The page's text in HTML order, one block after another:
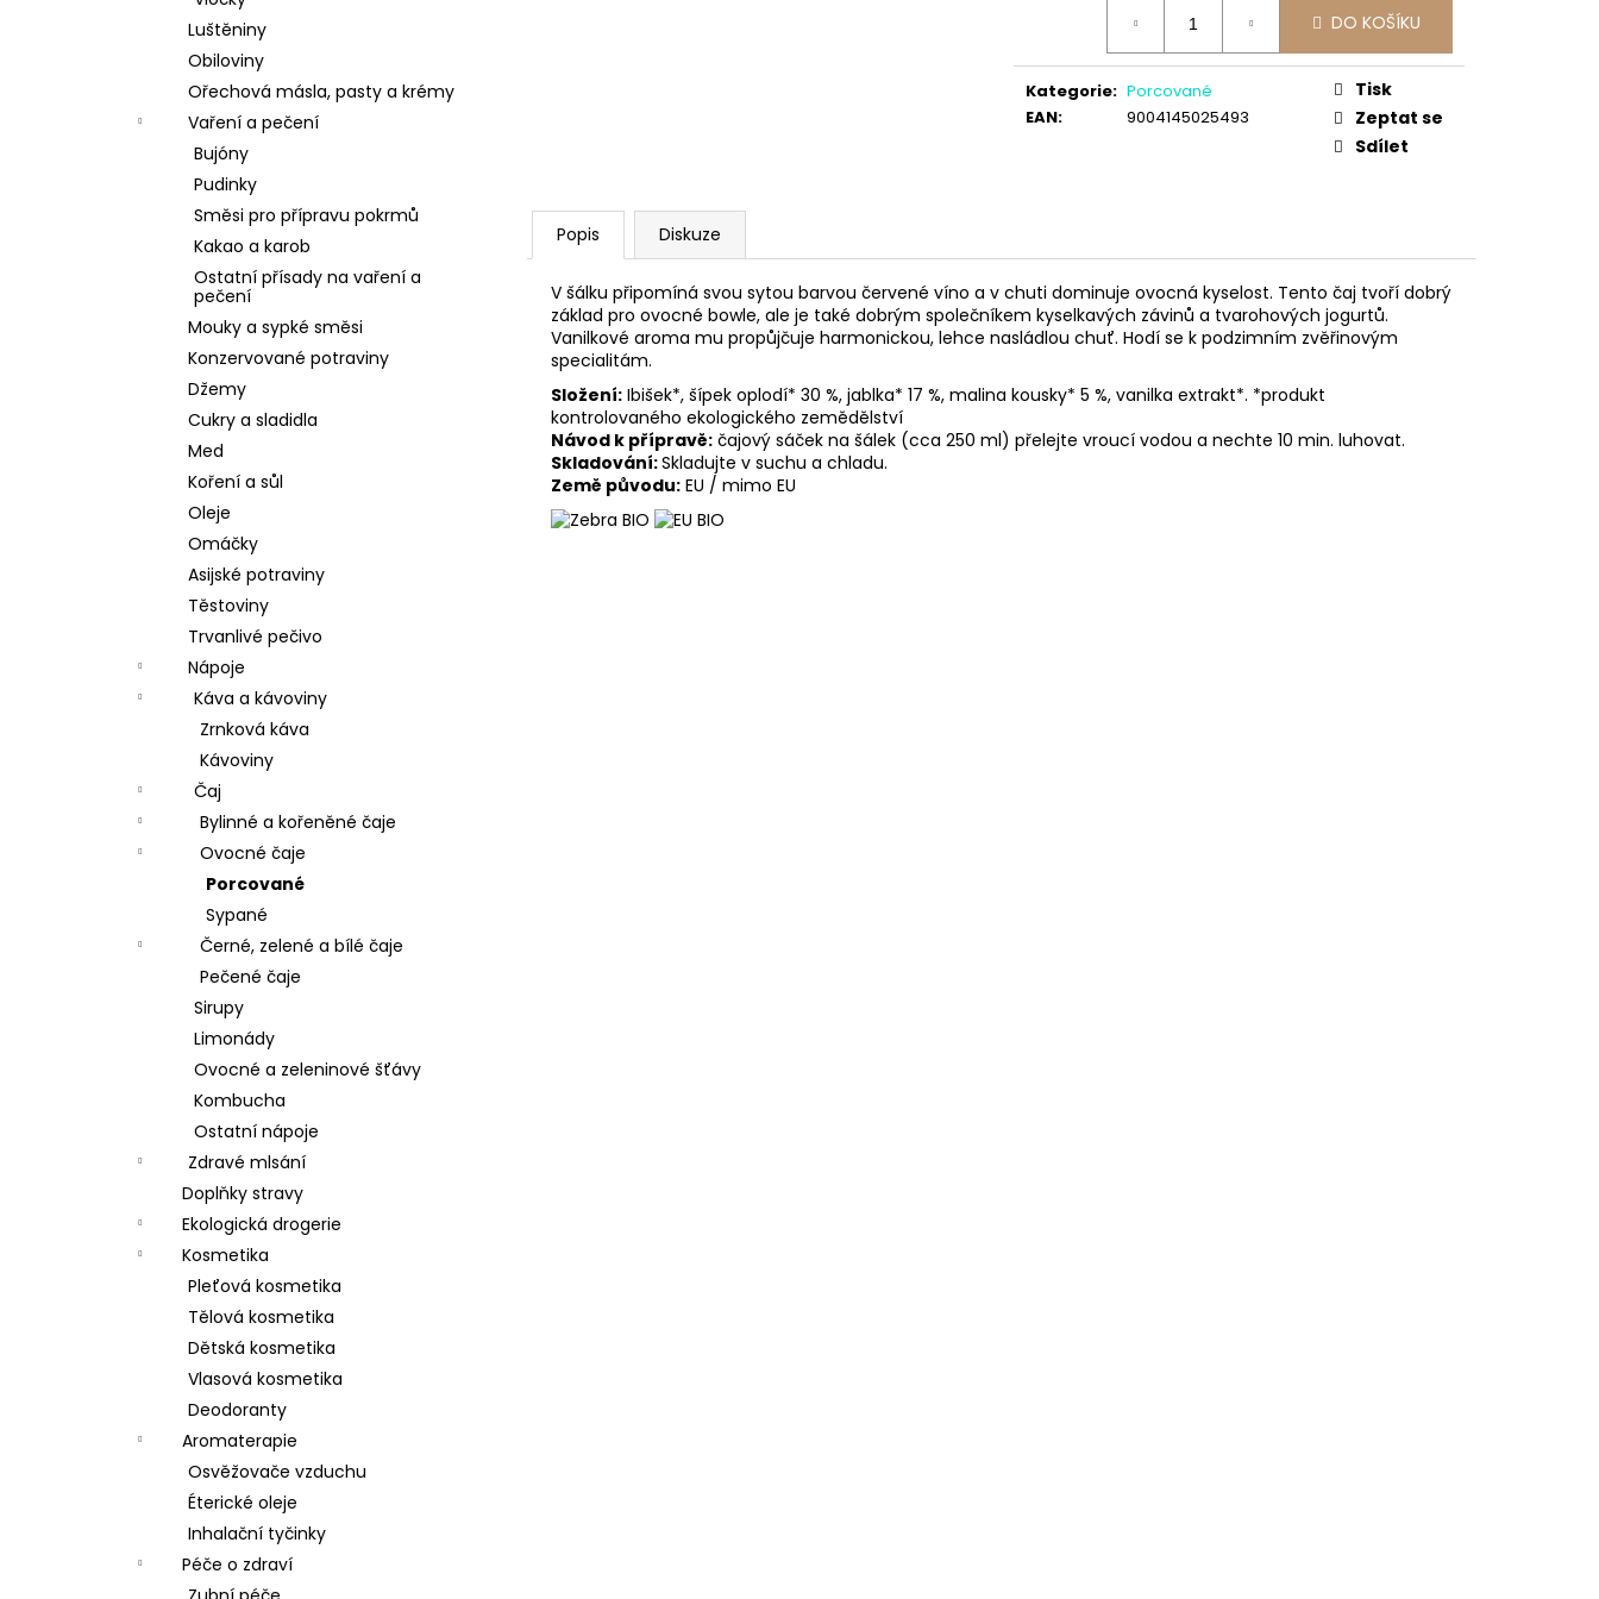
Luštěniny
Obiloviny
Ořechová másla, pasty a krémy
Vaření a pečení
Bujóny
Pudinky
Směsi pro přípravu pokrmů
Kakao a karob
Ostatní přísady na vaření a
pečení
Mouky a sypké směsi
Konzervované potraviny
Džemy
Cukry a sladidla
Med
Koření a sůl
Oleje
Omáčky
Asijské potraviny
Těstoviny
Trvanlivé pečivo
Nápoje
Káva a kávoviny
Zrnková káva
Kávoviny
Čaj
Bylinné a kořeněné čaje
Ovocné čaje
Porcované
Sypané
Černé, zelené a bílé čaje
Pečené čaje
Sirupy
Limonády
Ovocné a zeleninové šťávy
Kombucha
Ostatní nápoje
Zdravé mlsání
Doplňky stravy
Ekologická drogerie
Kosmetika
Pleťová kosmetika
Tělová kosmetika
Dětská kosmetika
Vlasová kosmetika
Deodoranty
Aromaterapie
Osvěžovače vzduchu
Éterické oleje
Inhalační tyčinky
Péče o zdraví
DO KOŠÍKU
Kategorie: Porcované
EAN: 9004145025493
Tisk
Zeptat se
Sdílet
Popis Diskuze
V šálku připomíná svou sytou barvou červené víno a v chuti dominuje ovocná kyselost. Tento čaj tvoří dobrý
základ pro ovocné bowle, ale je také dobrým společníkem kyselkavých závinů a tvarohových jogurtů.
Vanilkové aroma mu propůjčuje harmonickou, lehce nasládlou chuť. Hodí se k podzimním zvěřinovým
specialitám.
Složení: Ibišek*, šípek oplodí* 30 %, jablka* 17 %, malina kousky* 5 %, vanilka extrakt*. *produkt
kontrolovaného ekologického zemědělství
Návod k přípravě: čajový sáček na šálek (cca 250 ml) přelejte vroucí vodou a nechte 10 min. luhovat.
Skladování:Skladujte v suchu a chladu.
Země původu: EU / mimo EU